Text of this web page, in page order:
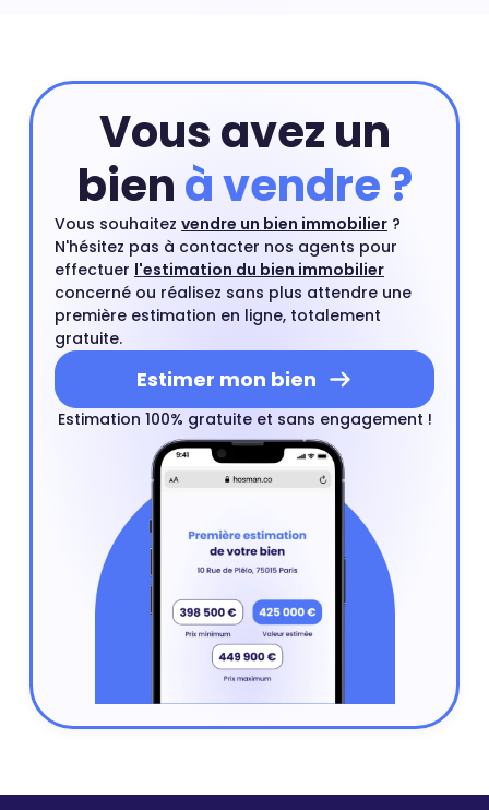
Vous avez un
bienà vendre ?
Vous souhaitez vendre un bien immobilier ?
N'hésitez pas à contacter nos agents pour
effectuer l'estimation du bien immobilier
concerné ou réalisez sans plus attendre une
première estimation en ligne, totalement
gratuite.
Estimer mon bien
Estimation 100% gratuite et sans engagement !